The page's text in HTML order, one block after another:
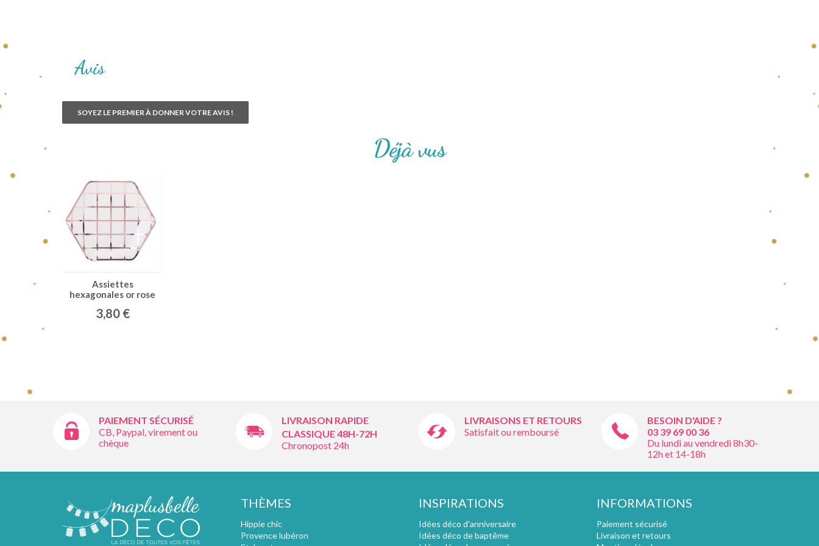
Avis
SOYEZ LE PREMIER À DONNER VOTRE AVIS !
Déjà vus
Assiettes
hexagonales or rose
3,80 €
PAIEMENT SÉCURISÉ
CB, Paypal, virement ou
chèque
LIVRAISON RAPIDE
CLASSIQUE 48H-72H
Chronopost 24h
LIVRAISONS ET RETOURS
Satisfait ou remboursé
BESOIN D'AIDE ?
03 39 69 00 36
Du lundi au vendredi 8h30-
12h et 14-18h
THÈMES
Hippie chic
Provence lubéron
INSPIRATIONS
Idées déco d'anniversaire
Idées déco de baptême
INFORMATIONS
Paiement sécurisé
Livraison et retours